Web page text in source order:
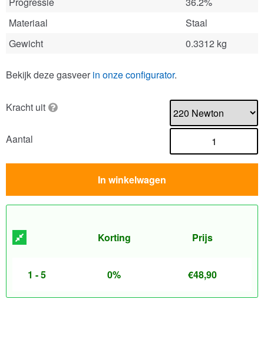
Materiaal
Staal
Gewicht
0.3312 kg
Bekijk deze gasveer in onze configurator.
Kracht uit
Aantal
In winkelwagen
Korting Prijs
1 - 5 0% €48,90